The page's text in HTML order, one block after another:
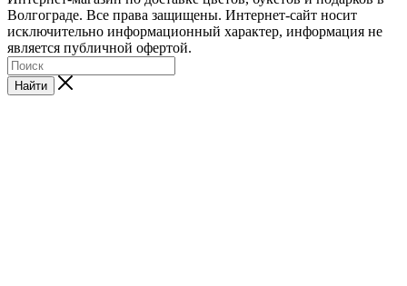
Волгограде. Все права защищены. Интернет-сайт носит
исключительно информационный характер, информация не
является публичной офертой.
Найти